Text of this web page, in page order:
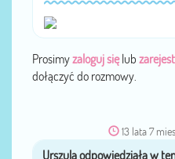
Prosimyzaloguj sięlub
dołączyć do rozmowy.
13 lata 7
przez